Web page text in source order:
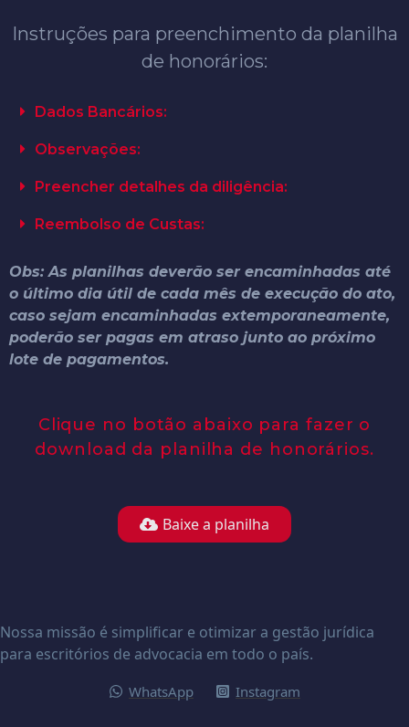
Instruções para preenchimento da planilha
de honorários:
Dados Bancários:
Observações:
Preencher detalhes da diligência:
Reembolso de Custas:
Obs: As planilhas deverão ser encaminhadas até
o último dia útil de cada mês de execução do ato,
caso sejam encaminhadas extemporaneamente,
poderão ser pagas em atraso junto ao próximo
lote de pagamentos.
Clique no botão abaixo para fazer o
download da planilha de honorários.
Baixe a planilha
Nossa missão é simplificar e otimizar a gestão jurídica
para escritórios de advocacia em todo o país.
WhatsApp Instagram